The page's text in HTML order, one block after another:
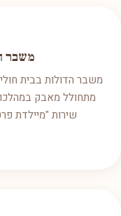
משבר
מתחולל מאבק
שירות "מיילדת